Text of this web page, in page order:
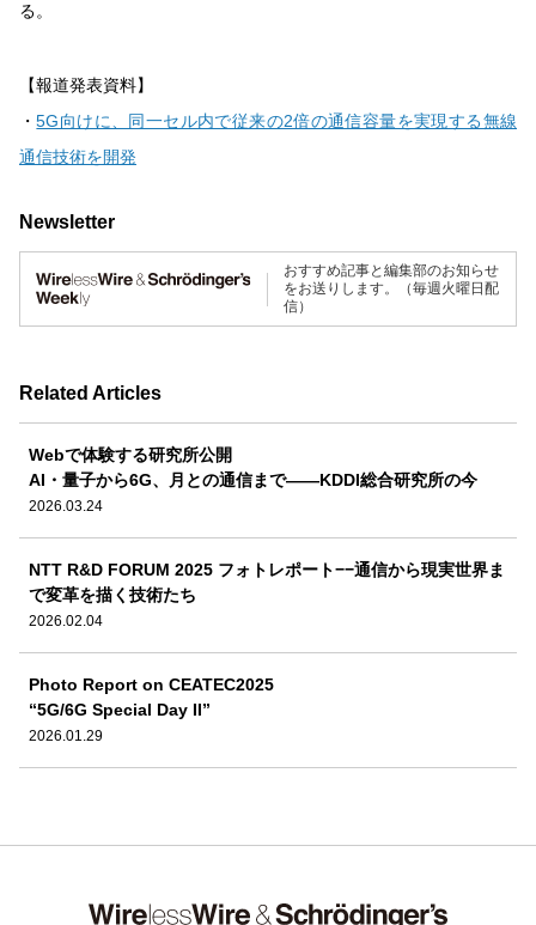
る。
【報道発表資料】
・5G向けに、同一セル内で従来の2倍の通信容量を実現する無線
通信技術を開発
Newsletter
おすすめ記事と編集部のお知らせ
をお送りします。（毎週火曜日配
信）
Related Articles
Webで体験する研究所公開
AI・量子から6G、月との通信まで――KDDI総合研究所の今
2026.03.24
NTT R&D FORUM 2025 フォトレポート−−通信から現実世界ま
で変革を描く技術たち
2026.02.04
Photo Report on CEATEC2025
“5G/6G Special Day II”
2026.01.29